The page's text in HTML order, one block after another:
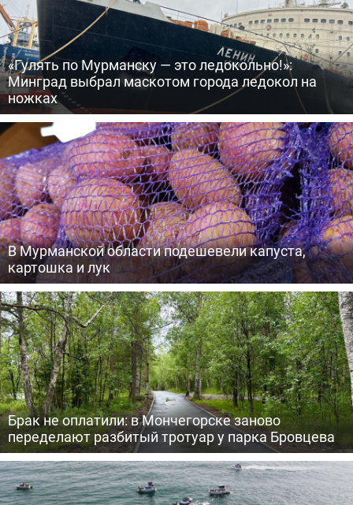
«Гулять по Мурманску — это ледокольно!»:
Минград выбрал маскотом города ледокол на
ножках
В Мурманской области подешевели капуста,
картошка и лук
Брак не оплатили: в Мончегорске заново
переделают разбитый тротуар у парка Бровцева